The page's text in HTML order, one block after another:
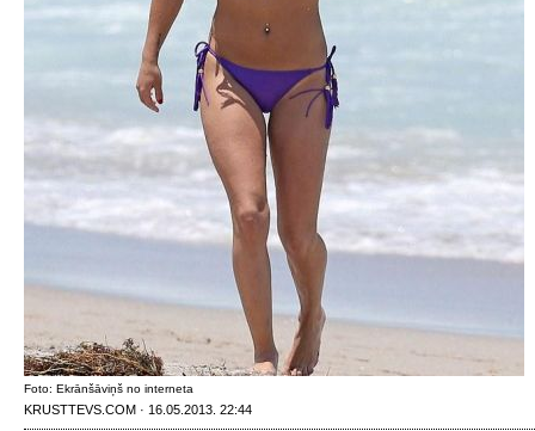
Foto: Ekrānšāviņš no interneta
KRUSTTEVS.COM · 16.05.2013. 22:44